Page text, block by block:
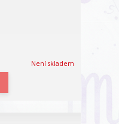
Není skladem